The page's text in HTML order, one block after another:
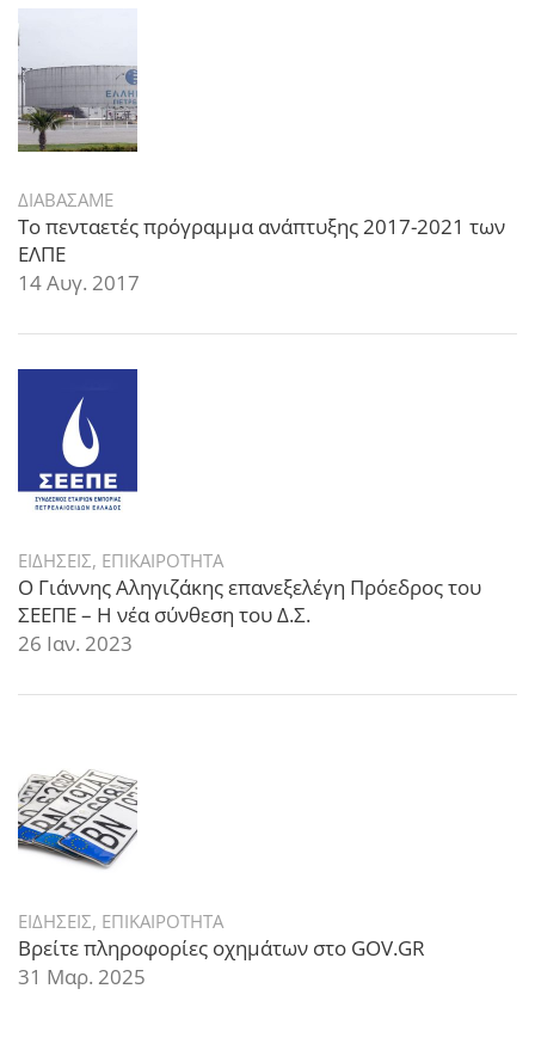
ΔΙΑΒΑΣΑΜΕ
Το πενταετές πρόγραμμα ανάπτυξης 2017-2021 των
ΕΛΠΕ
14 Αυγ. 2017
ΕΙΔΗΣΕΙΣ, ΕΠΙΚΑΙΡΟΤΗΤΑ
Ο Γιάννης Αληγιζάκης επανεξελέγη Πρόεδρος του
ΣΕΕΠΕ – Η νέα σύνθεση του Δ.Σ.
26 Ιαν. 2023
ΕΙΔΗΣΕΙΣ, ΕΠΙΚΑΙΡΟΤΗΤΑ
Βρείτε πληροφορίες οχημάτων στο GOV.GR
31 Μαρ. 2025